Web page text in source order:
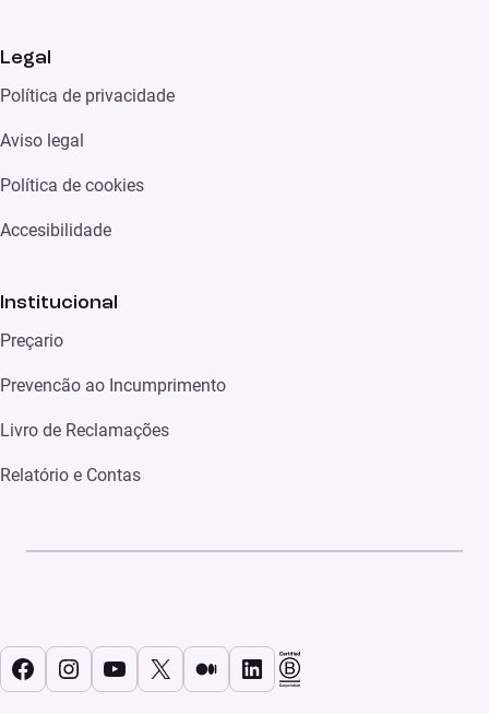
Legal
Política de privacidade
Aviso legal
Política de cookies
Accesibilidade
Institucional
Preçario
Prevencão ao Incumprimento
Livro de Reclamações
Relatório e Contas
Facebook
Instagram
YouTube
X MédioLinkedIn